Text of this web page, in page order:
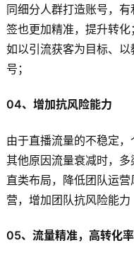
同细分人群打造账号，
签也更加精准，提升转
如以引流获客为目标、
号；
04、增加抗风险能力
由于直播流量的不稳定
其他原因流量衰减时，
直类布局，降低团队运
营，增加团队抗风险能力
05、流量精准，高转化率